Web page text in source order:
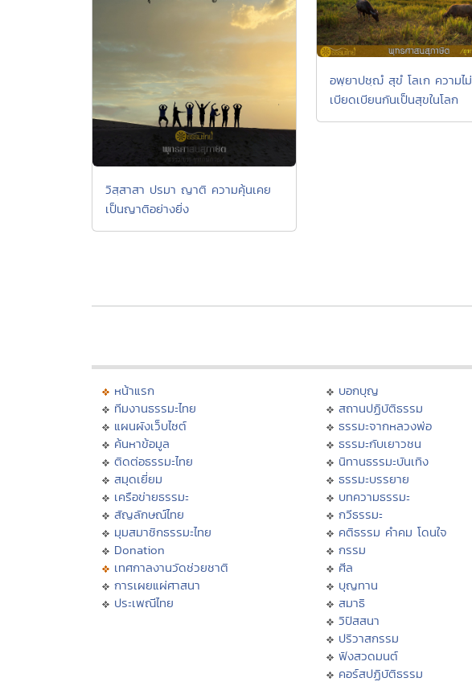
วิสฺสาสา ปรมา ญาติ ความคุ้นเคย
เป็นญาติอย่างยิ่ง
อพฺยาปชฺฌํ สุขํ โลเก ความไม่
เบียดเบียนกันเป็นสุขในโลก
หน้าแรก
ทีมงานธรรมะไทย
แผนผังเว็บไซต์
ค้นหาข้อมูล
ติดต่อธรรมะไทย
สมุดเยี่ยม
เครือข่ายธรรมะ
สัญลักษณ์ไทย
มุมสมาชิกธรรมะไทย
Donation
เทศกาลงานวัดช่วยชาติ
การเผยแผ่ศาสนา
ประเพณีไทย
บอกบุญ
สถานปฏิบัติธรรม
ธรรมะจากหลวงพ่อ
ธรรมะกับเยาวชน
นิทานธรรมะบันเทิง
ธรรมะบรรยาย
บทความธรรมะ
กวีธรรมะ
คติธรรม คำคม โดนใจ
กรรม
ศีล
บุญทาน
สมาธิ
วิปัสสนา
ปริวาสกรรม
ฟังสวดมนต์
คอร์สปฏิบัติธรรม